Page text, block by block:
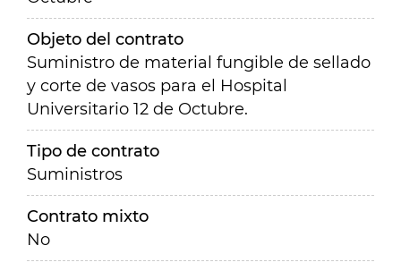
Objeto del contrato
Suministro de material fungible de sellado
y corte de vasos para el Hospital
Universitario 12 de Octubre.
Tipo de contrato
Suministros
Contrato mixto
No